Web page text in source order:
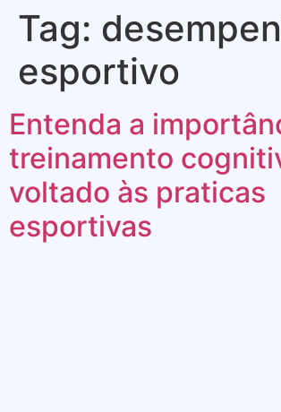
Tag:
esportivo
Entenda a
treinamento
voltado às praticas
esportivas